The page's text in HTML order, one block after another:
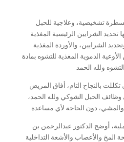
الشرايين الرئيسية المغذية
الشرايين، والأوردة المغذية
الدموية المغذية للتشوه بمادة
بالنجاح التام، أفاق المريض
وظائف الحبل الشوكي ولله الحمد،
أوضح الدكتور عبدالرحمن بن
والأعصاب والأشعة التداخلية